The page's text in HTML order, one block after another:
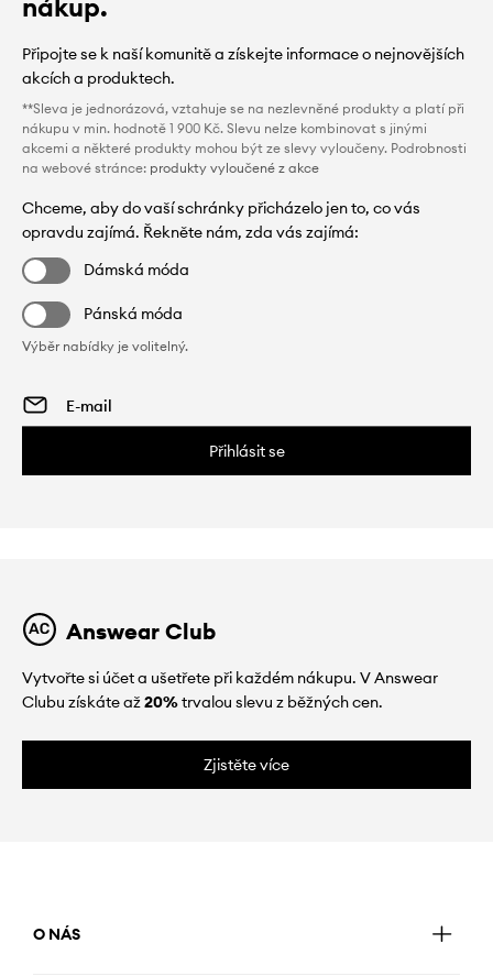
nákup.
Připojte se k naší komunitě a získejte informace o nejnovějších
akcích a produktech.
**Sleva je jednorázová, vztahuje se na nezlevněné produkty a platí při
nákupu v min. hodnotě 1 900 Kč. Slevu nelze kombinovat s jinými
akcemi a některé produkty mohou být ze slevy vyloučeny. Podrobnosti
na webové stránce: produkty vyloučené z akce
Chceme, aby do vaší schránky přicházelo jen to, co vás
opravdu zajímá. Řekněte nám, zda vás zajímá:
Dámská móda
Pánská móda
Výběr nabídky je volitelný.
Přihlásit se
Answear Club
Vytvořte si účet a ušetřete při každém nákupu. V Answear
Clubu získáte až20%trvalou slevu z běžných cen.
Zjistěte více
O NÁS